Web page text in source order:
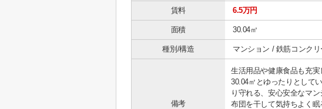
賃料
6.5万円
面積 30.04㎡
種別/構造 マンション / 鉄筋コンクリ
備考
生活用品や健康食品も充
30.04㎡とゆったりとして
り守れる、安心安全なマ
布団を干して気持ちよく